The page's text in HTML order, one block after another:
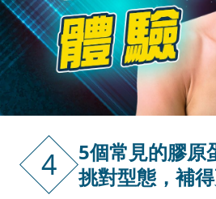
4
5個常見的膠原
挑對型態，補